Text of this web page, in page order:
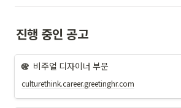
진행 중인 공고
비주얼 디자이너 부문
culturethink.career.greetinghr.com